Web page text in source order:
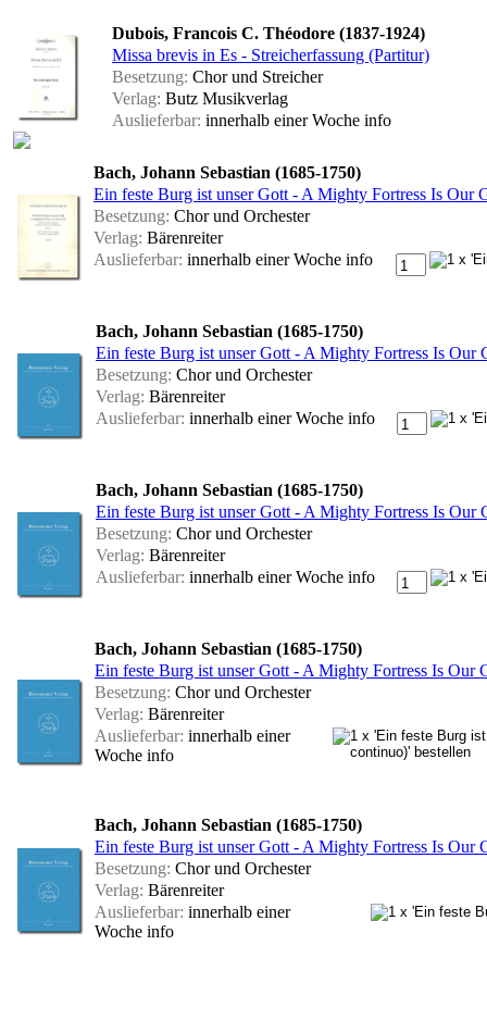
Dubois, Francois C. Théodore (1837-1924)
Missa brevis in Es - Streicherfassung (Partitur)
Besetzung: Chor und Streicher
Verlag: Butz Musikverlag
Auslieferbar: innerhalb einer Woche info
Bach, Johann Sebastian (1685-1750)
Ein feste Burg ist unser Gott - A Mighty Fortress Is Our
Besetzung: Chor und Orchester
Verlag: Bärenreiter
Auslieferbar: innerhalb einer Woche info
Bach, Johann Sebastian (1685-1750)
Ein feste Burg ist unser Gott - A Mighty Fortress Is
Besetzung: Chor und Orchester
Verlag: Bärenreiter
Auslieferbar: innerhalb einer Woche info
Bach, Johann Sebastian (1685-1750)
Ein feste Burg ist unser Gott - A Mighty Fortress Is
Besetzung: Chor und Orchester
Verlag: Bärenreiter
Auslieferbar: innerhalb einer Woche info
Bach, Johann Sebastian (1685-1750)
Ein feste Burg ist unser Gott - A Mighty Fortress Is
Besetzung: Chor und Orchester
Verlag: Bärenreiter
Auslieferbar: innerhalb einer
Woche info
Bach, Johann Sebastian (1685-1750)
Ein feste Burg ist unser Gott - A Mighty Fortress Is
Besetzung: Chor und Orchester
Verlag: Bärenreiter
Auslieferbar: innerhalb einer
Woche info